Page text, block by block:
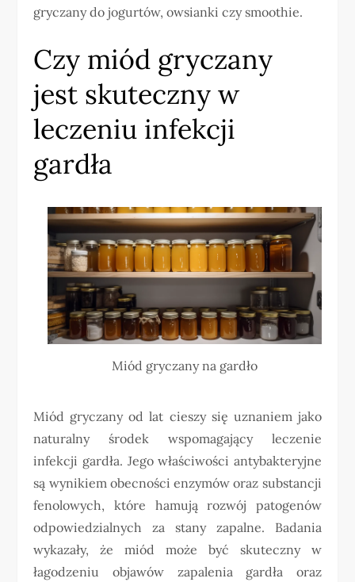
gryczany do jogurtów, owsianki czy smoothie.
Czy miód gryczany
jest skuteczny w
leczeniu infekcji
gardła
Miód gryczany na gardło
Miód gryczany od lat cieszy się uznaniem jako
naturalny środek wspomagający leczenie
infekcji gardła. Jego właściwości antybakteryjne
są wynikiem obecności enzymów oraz substancji
fenolowych, które hamują rozwój patogenów
odpowiedzialnych za stany zapalne. Badania
wykazały, że miód może być skuteczny w
łagodzeniu objawów zapalenia gardła oraz